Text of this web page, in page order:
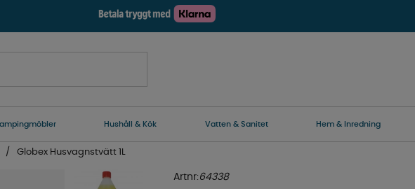
Hushåll & Kök Vatten & Sanitet Hem & Inredning
Globex Husvagnstvätt 1L
Artnr: 64338